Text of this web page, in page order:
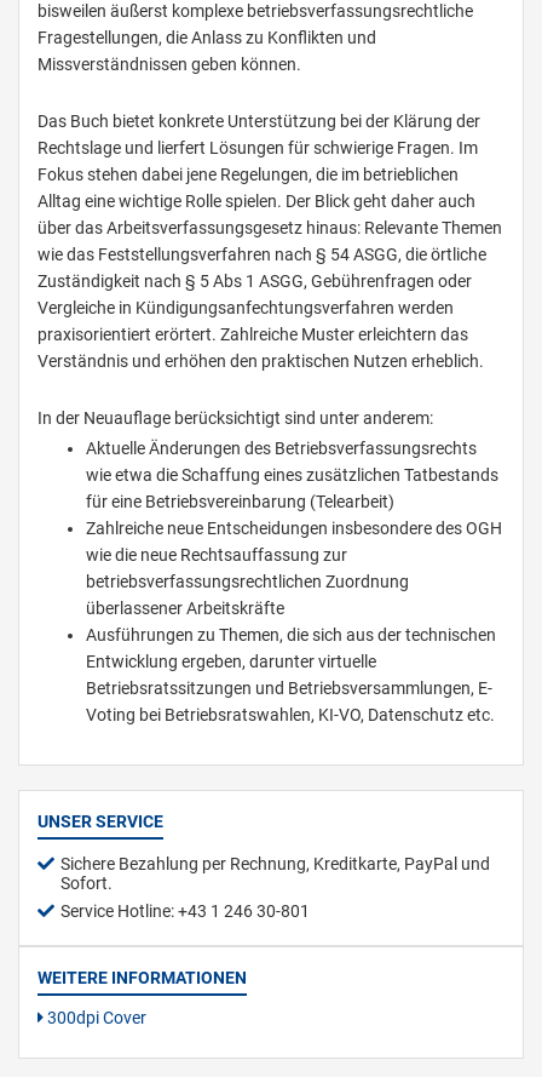
bisweilen äußerst komplexe betriebsverfassungsrechtliche
Fragestellungen, die Anlass zu Konflikten und
Missverständnissen geben können.
Das Buch bietet konkrete Unterstützung bei der Klärung der
Rechtslage und lierfert Lösungen für schwierige Fragen. Im
Fokus stehen dabei jene Regelungen, die im betrieblichen
Alltag eine wichtige Rolle spielen. Der Blick geht daher auch
über das Arbeitsverfassungsgesetz hinaus: Relevante Themen
wie das Feststellungsverfahren nach § 54 ASGG, die örtliche
Zuständigkeit nach § 5 Abs 1 ASGG, Gebührenfragen oder
Vergleiche in Kündigungsanfechtungsverfahren werden
praxisorientiert erörtert. Zahlreiche Muster erleichtern das
Verständnis und erhöhen den praktischen Nutzen erheblich.
In der Neuauflage berücksichtigt sind unter anderem:
Aktuelle Änderungen des Betriebsverfassungsrechts
wie etwa die Schaffung eines zusätzlichen Tatbestands
für eine Betriebsvereinbarung (Telearbeit)
Zahlreiche neue Entscheidungen insbesondere des OGH
wie die neue Rechtsauffassung zur
betriebsverfassungsrechtlichen Zuordnung
überlassener Arbeitskräfte
Ausführungen zu Themen, die sich aus der technischen
Entwicklung ergeben, darunter virtuelle
Betriebsratssitzungen und Betriebsversammlungen, E-
Voting bei Betriebsratswahlen, KI-VO, Datenschutz etc.
UNSER SERVICE
Sichere Bezahlung per Rechnung, Kreditkarte, PayPal und
Sofort.
Service Hotline: +43 1 246 30-801
WEITERE INFORMATIONEN
300dpi Cover